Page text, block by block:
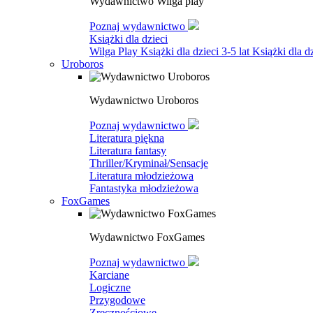
Poznaj wydawnictwo
Książki dla dzieci
Wilga Play Książki dla dzieci 3-5 lat Książki dla
Uroboros
Wydawnictwo Uroboros
Poznaj wydawnictwo
Literatura piękna
Literatura fantasy
Thriller/Kryminał/Sensacje
Literatura młodzieżowa
Fantastyka młodzieżowa
FoxGames
Wydawnictwo FoxGames
Poznaj wydawnictwo
Karciane
Logiczne
Przygodowe